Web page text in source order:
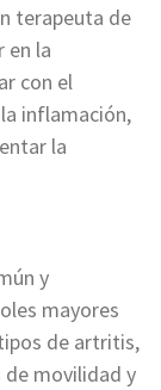
terapeuta de
en la
con el
inflamación,
la
y
mayores
de artritis,
de movilidad y